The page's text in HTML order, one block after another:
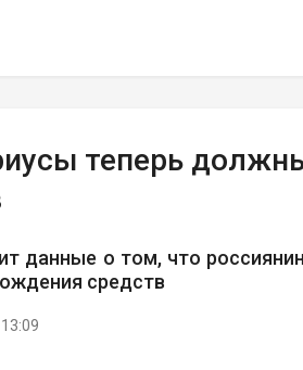
теперь
данные о том, что
средств